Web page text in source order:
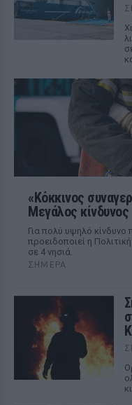
«Κόκκινος
Μεγάλος κίνδυνος
Για πολύ υψηλό κίνδυνο
προειδοποιεί η
σε 4 νησιά.
ΣΉΜΕΡΑ